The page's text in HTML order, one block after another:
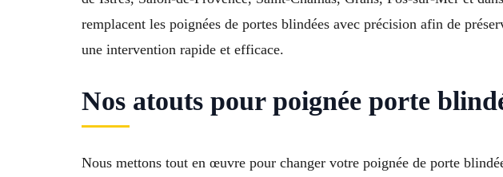
remplacent les poignées de portes blindées avec précision afin de
une intervention rapide et efficace.
Nos atouts pour poignée porte
Nous mettons tout en œuvre pour changer votre poignée de porte